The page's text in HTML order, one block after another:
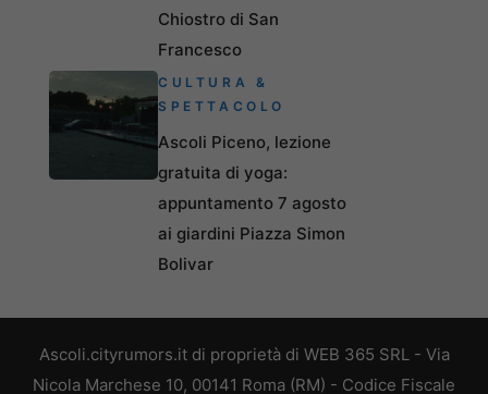
Chiostro di San
Francesco
CULTURA &
SPETTACOLO
Ascoli Piceno, lezione
gratuita di yoga:
appuntamento 7 agosto
ai giardini Piazza Simon
Bolivar
Ascoli.cityrumors.it di proprietà di WEB 365 SRL - Via
Nicola Marchese 10, 00141 Roma (RM) - Codice Fiscale